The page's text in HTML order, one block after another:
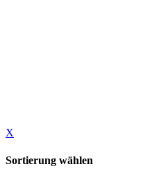
X
Sortierung wählen